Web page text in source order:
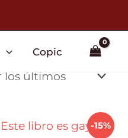
Copic
-15%